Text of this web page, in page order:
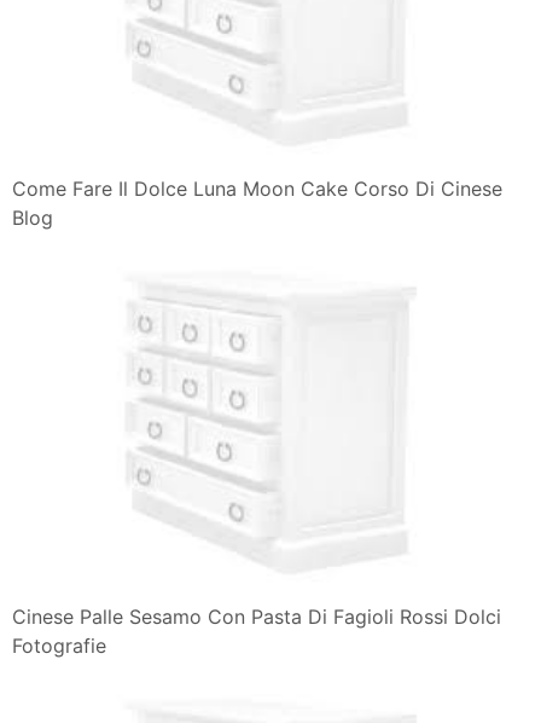
Come Fare Il Dolce Luna Moon Cake Corso Di Cinese
Blog
Cinese Palle Sesamo Con Pasta Di Fagioli Rossi Dolci
Fotografie